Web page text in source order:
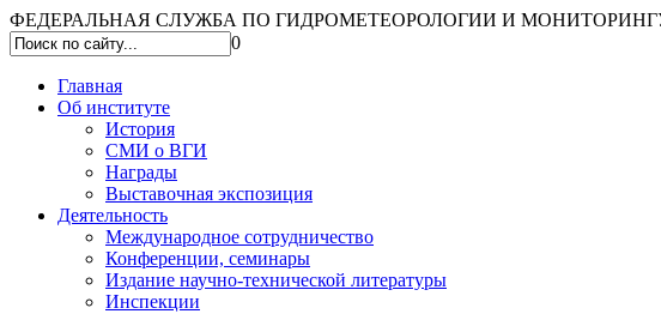
ФЕДЕРАЛЬНАЯ СЛУЖБА ПО ГИДРОМЕТЕОРОЛОГИИ И
0
Главная
Об институте
История
СМИ о ВГИ
Награды
Выставочная экспозиция
Деятельность
Международное сотрудничество
Конференции, семинары
Издание научно-технической литературы
Инспекции